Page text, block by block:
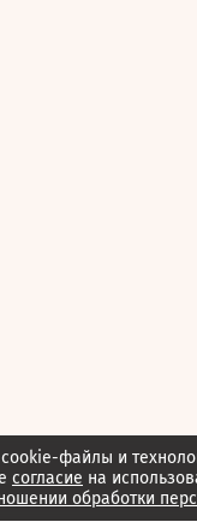
файлы и
согласие на
обработки